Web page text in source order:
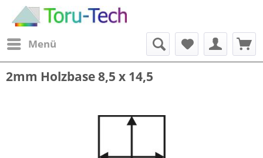
Menü
2mm Holzbase 8,5 x 14,5